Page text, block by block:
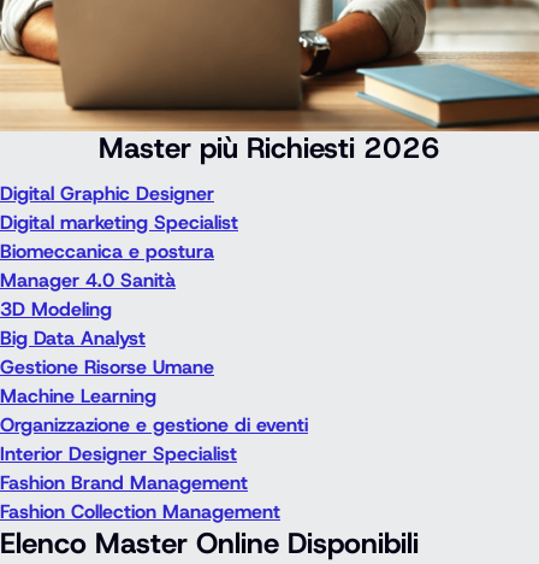
Master più Richiesti 2026
Digital Graphic Designer
Digital marketing Specialist
Biomeccanica e postura
Manager 4.0 Sanità
3D Modeling
Big Data Analyst
Gestione Risorse Umane
Machine Learning
Organizzazione e gestione di eventi
Interior Designer Specialist
Fashion Brand Management
Fashion Collection Management
Elenco Master Online Disponibili